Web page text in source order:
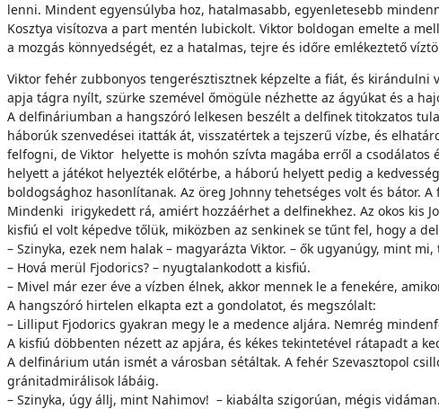
lenni. Mindent egyensúlyba hoz, hatalmasabb, egyenletesebb
Kosztya visítozva a part mentén lubickolt. Viktor boldogan emelte a
a mozgás könnyedségét, ez a hatalmas, tejre és időre emlékeztető
Viktor fehér zubbonyos tengerésztisztnek képzelte a fiát, és
apja tágra nyílt, szürke szemével őmögüle nézhette az ágyúkat és a
A delfináriumban a hangszóró lelkesen beszélt a delfinek titokzatos
háborúk szenvedései itatták át, visszatértek a tejszerű vízbe, és
felfogni, de Viktor helyette is mohón szívta magába erről a
helyett a játékot helyezték előtérbe, a háború helyett pedig a
boldogsághoz hasonlítanak. Az öreg Johnny tehetséges volt és bátor.
Mindenki irigykedett rá, amiért hozzáérhet a delfinekhez. Az okos kis
kisfiú el volt képedve tőlük, miközben az senkinek se tűnt fel, hogy a
– Szinyka, ezek nem halak – magyarázta Viktor. – ők ugyanúgy, mint
– Hová merül Fjodorics? – nyugtalankodott a kisfiú.
– Mivel már ezer éve a vízben élnek, akkor mennek le a fenekére,
A hangszóró hirtelen elkapta ezt a gondolatot, és megszólalt:
– Lilliput Fjodorics gyakran megy le a medence aljára. Nemrég
A kisfiú döbbenten nézett az apjára, és kékes tekintetével rátapadt a
A delfinárium után ismét a városban sétáltak. A fehér Szevasztopol
gránitadmirálisok lábáig.
– Szinyka, úgy állj, mint Nahimov! – kiabálta szigorúan, mégis vidáman.